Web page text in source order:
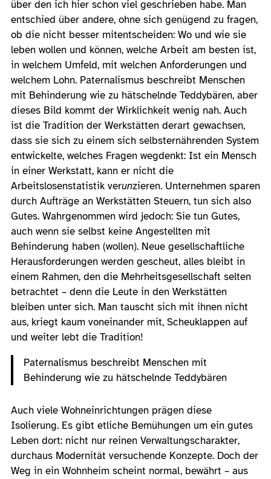
über den ich hier schon viel geschrieben habe. Man
entschied über andere, ohne sich genügend zu fragen,
ob die nicht besser mitentscheiden: Wo und wie sie
leben wollen und können, welche Arbeit am besten ist,
in welchem Umfeld, mit welchen Anforderungen und
welchem Lohn. Paternalismus beschreibt Menschen
mit Behinderung wie zu hätschelnde Teddybären, aber
dieses Bild kommt der Wirklichkeit wenig nah. Auch
ist die Tradition der Werkstätten derart gewachsen,
dass sie sich zu einem sich selbsternährenden System
entwickelte, welches Fragen wegdenkt: Ist ein Mensch
in einer Werkstatt, kann er nicht die
Arbeitslosenstatistik verunzieren. Unternehmen sparen
durch Aufträge an Werkstätten Steuern, tun sich also
Gutes. Wahrgenommen wird jedoch: Sie tun Gutes,
auch wenn sie selbst keine Angestellten mit
Behinderung haben (wollen). Neue gesellschaftliche
Herausforderungen werden gescheut, alles bleibt in
einem Rahmen, den die Mehrheitsgesellschaft selten
betrachtet – denn die Leute in den Werkstätten
bleiben unter sich. Man tauscht sich mit ihnen nicht
aus, kriegt kaum voneinander mit, Scheuklappen auf
und weiter lebt die Tradition!
Paternalismus beschreibt Menschen mit
Behinderung wie zu hätschelnde Teddybären
Auch viele Wohneinrichtungen prägen diese
Isolierung. Es gibt etliche Bemühungen um ein gutes
Leben dort: nicht nur reinen Verwaltungscharakter,
durchaus Modernität versuchende Konzepte. Doch der
Weg in ein Wohnheim scheint normal, bewährt – aus